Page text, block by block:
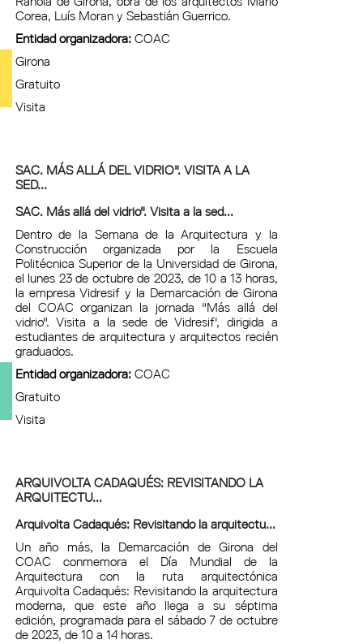
Corea, Luís Moran y Sebastián Guerrico.
Entidad organizadora:COAC
Girona
Gratuito
Visita
SAC. MÁS ALLÁ DEL VIDRIO". VISITA A LA
SED...
SAC. Más allá del vidrio". Visita a la sed...
Dentro de la Semana de la Arquitectura y la
Construcción organizada por la Escuela
Politécnica Superior de la Universidad de Girona,
el lunes 23 de octubre de 2023, de 10 a 13 horas,
la empresa Vidresif y la Demarcación de Girona
del COAC organizan la jornada "Más allá del
vidrio". Visita a la sede de Vidresif', dirigida a
estudiantes de arquitectura y arquitectos recién
graduados.
Entidad organizadora:COAC
Gratuito
Visita
ARQUIVOLTA CADAQUÉS: REVISITANDO LA
ARQUITECTU...
Arquivolta Cadaqués: Revisitando la arquitectu...
Un año más, la Demarcación de Girona del
COAC conmemora el Día Mundial de la
Arquitectura con la ruta arquitectónica
Arquivolta Cadaqués: Revisitando la arquitectura
moderna, que este año llega a su séptima
edición, programada para el sábado 7 de octubre
de 2023, de 10 a 14 horas.